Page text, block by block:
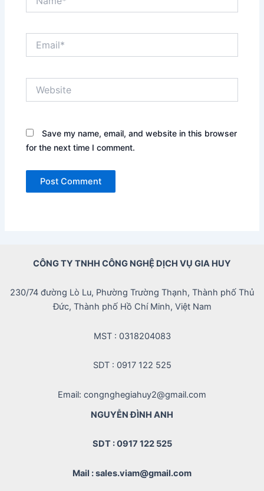
Save my name, email, and website in this browser
for the next time I comment.
CÔNG TY TNHH CÔNG NGHỆ DỊCH VỤ GIA HUY
230/74 đường Lò Lu, Phường Trường Thạnh, Thành phố Thủ
Đức, Thành phố Hồ Chí Minh, Việt Nam
MST : 0318204083
SDT : 0917 122 525
Email: congnghegiahuy2@gmail.com
NGUYỄN ĐÌNH ANH
SDT : 0917 122 525
Mail : sales.viam@gmail.com